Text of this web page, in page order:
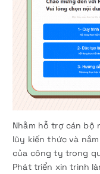
Nhằm hỗ trợ cán bộ
lũy kiến thức và
của công ty trong
Phát triển xin trình